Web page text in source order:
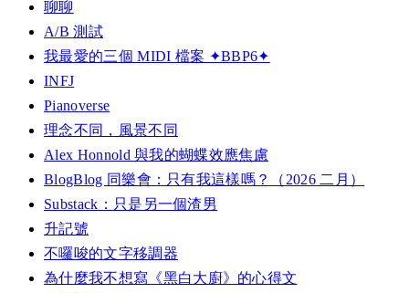
聊聊
A/B 測試
我最愛的三個 MIDI 檔案 ✦BBP6✦
INFJ
Pianoverse
理念不同，風景不同
Alex Honnold 與我的蝴蝶效應焦慮
BlogBlog 同樂會：只有我這樣嗎？（2026 二月）
Substack：只是另一個渣男
升記號
不囉唆的文字移調器
為什麼我不想寫《黑白大廚》的心得文